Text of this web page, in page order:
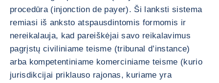
procedūra (injonction de payer). Ši lanksti sistema
remiasi iš anksto atspausdintomis formomis ir
nereikalauja, kad pareiškėjai savo reikalavimus
pagrįstų civiliniame teisme (tribunal d’instance)
arba kompetentiniame komerciniame teisme (kurio
jurisdikcijai priklauso rajonas, kuriame yra